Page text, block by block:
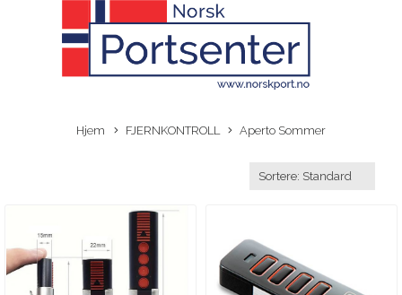
Hjem FJERNKONTROLL Aperto Sommer